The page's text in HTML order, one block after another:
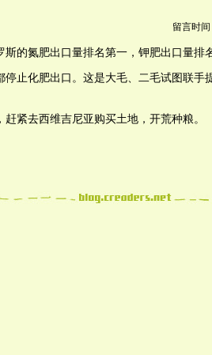
留言时间
斯的氮肥出口量排名第一，钾肥出口量排
停止化肥出口。这是大毛、二毛试图联手
赶紧去西维吉尼亚购买土地，开荒种粮。